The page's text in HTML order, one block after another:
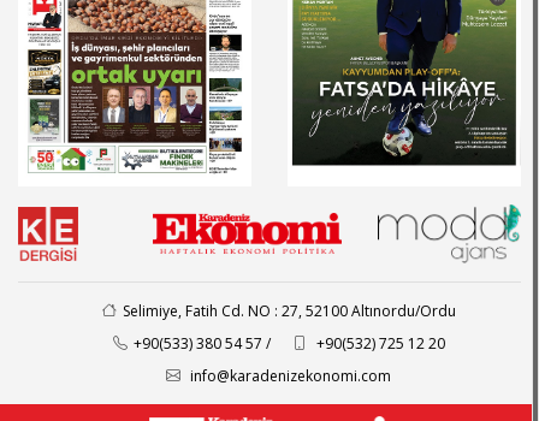
Selimiye, Fatih Cd. NO : 27, 52100 Altınordu/Ordu
+90(533) 380 54 57 /
+90(532) 725 12 20
info@karadenizekonomi.com